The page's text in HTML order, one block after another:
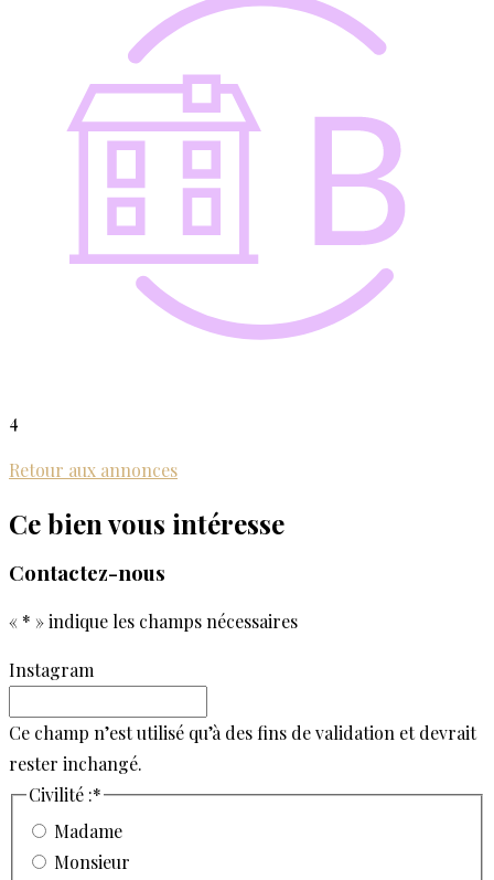
4
Retour aux annonces
Ce bien vous intéresse
Contactez-nous
« * » indique les champs nécessaires
Instagram
Ce champ n’est utilisé qu’à des fins de validation et devrait
rester inchangé.
Civilité :*
Madame
Monsieur